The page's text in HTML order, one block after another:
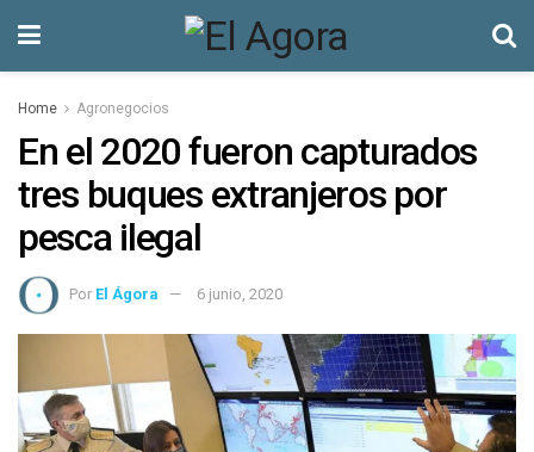
Home Agronegocios
En el 2020 fueron capturados
tres buques extranjeros por
pesca ilegal
Por El Ágora 6 junio, 2020